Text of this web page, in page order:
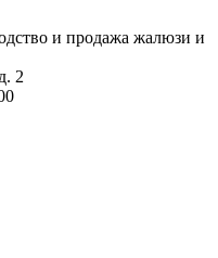
и продажа жалюзи и
2